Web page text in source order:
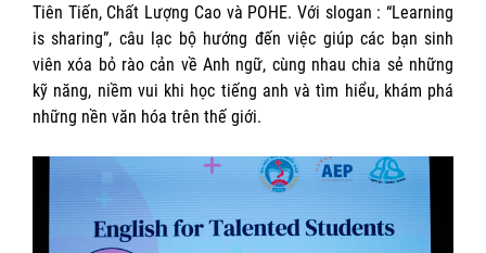
Tiên Tiến, Chất Lượng Cao và POHE. Với slogan : “Learning
is sharing”, câu lạc bộ hướng đến việc giúp các bạn sinh
viên xóa bỏ rào cản về Anh ngữ, cùng nhau chia sẻ những
kỹ năng, niềm vui khi học tiếng anh và tìm hiểu, khám phá
những nền văn hóa trên thế giới.